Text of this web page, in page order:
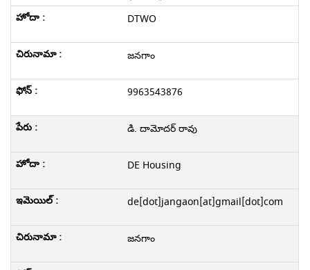
DTWO
జనగాం
9963543876
డి. దామోదర్ రావు
DE Housing
de[dot]jangaon[at]gmail[dot]com
జనగాం